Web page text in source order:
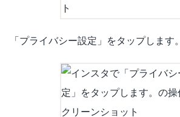
「プライバシー設定」をタップします。